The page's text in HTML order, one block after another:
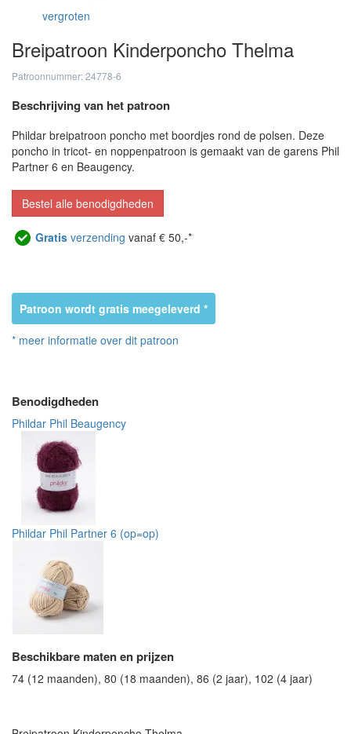
vergroten
Breipatroon Kinderponcho Thelma
Patroonnummer: 24778-6
Beschrijving van het patroon
Phildar breipatroon poncho met boordjes rond de polsen. Deze
poncho in tricot- en noppenpatroon is gemaakt van de garens Phil
Partner 6 en Beaugency.
Bestel alle benodigdheden
Gratis verzending vanaf € 50,-*
Patroon wordt gratis meegeleverd *
* meer informatie over dit patroon
Benodigdheden
Phildar Phil Beaugency
Phildar Phil Partner 6 (op=op)
Beschikbare maten en prijzen
74 (12 maanden), 80 (18 maanden), 86 (2 jaar), 102 (4 jaar)